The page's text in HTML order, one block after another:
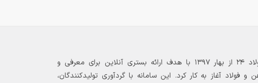
بازارگاه الکترونیکی فولاد ۲۴ از بهار ۱۳۹۷ با هدف ارائه بستری آنلاین برای معرفی و
فولاد آغاز به کار کرد. این سامانه با گردآوری تولیدکنندگان،